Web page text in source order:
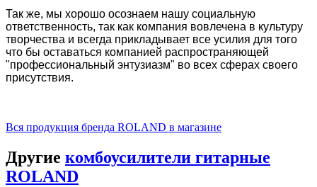
Так же, мы хорошо осознаем нашу социальную
ответственность, так как компания вовлечена в культуру
творчества и всегда прикладывает все усилия для того
что бы оставаться компанией распространяющей
"профессиональный энтузиазм" во всех сферах своего
присутствия.
Вся продукция бренда ROLAND в магазине
Другие комбоусилители гитарные
ROLAND